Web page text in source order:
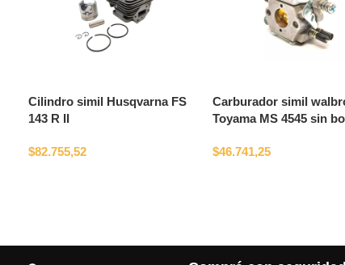
Cilindro simil Husqvarna FS
143 R II
$82.755,52
Carburador simil
Toyama MS 4545 sin
$46.741,25